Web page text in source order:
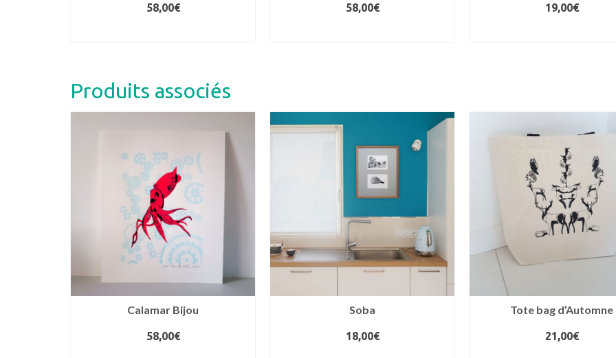
58,00€
58,00€
19,00€
variations.
options
peuvent
être
choisies
sur
la
du
Produits associés
Calamar Bijou
58,00€
Soba
18,00€
Tote bag d’Automne
21,00€